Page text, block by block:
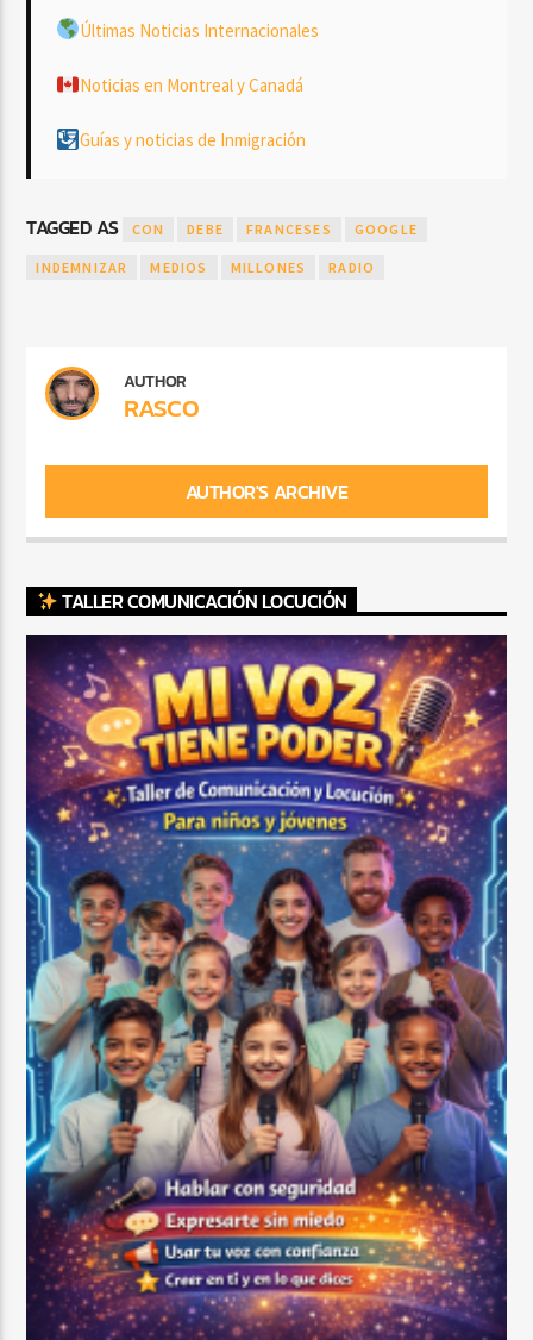
Últimas Noticias Internacionales
Noticias en Montreal y Canadá
Guías y noticias de Inmigración
TAGGED AS CON DEBE FRANCESES GOOGLE
INDEMNIZAR MEDIOS MILLONES RADIO
AUTHOR
RASCO
AUTHOR'S ARCHIVE
TALLER COMUNICACIÓN LOCUCIÓN